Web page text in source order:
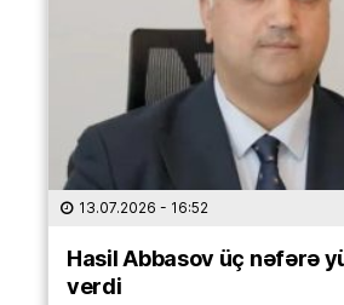
13.07.2026 - 16:52
Hasil Abbasov üç nəfərə
verdi